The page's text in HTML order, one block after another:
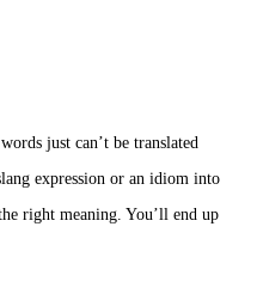
just can’t be translated
expression or an idiom into
right meaning. You’ll end up